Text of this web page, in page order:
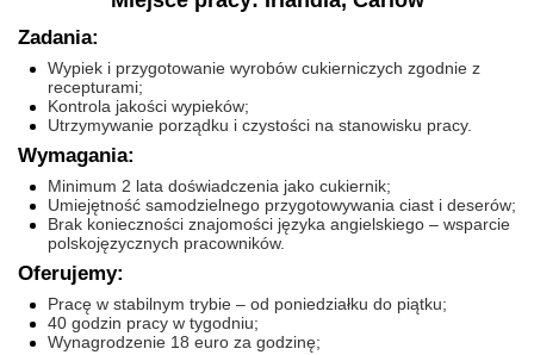
Zadania:
Wypiek i przygotowanie wyrobów cukierniczych zgodnie z
recepturami;
Kontrola jakości wypieków;
Utrzymywanie porządku i czystości na stanowisku pracy.
Wymagania:
Minimum 2 lata doświadczenia jako cukiernik;
Umiejętność samodzielnego przygotowywania ciast i deserów;
Brak konieczności znajomości języka angielskiego – wsparcie
polskojęzycznych pracowników.
Oferujemy:
Pracę w stabilnym trybie – od poniedziałku do piątku;
40 godzin pracy w tygodniu;
Wynagrodzenie 18 euro za godzinę;